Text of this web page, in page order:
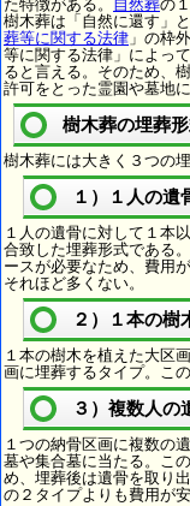
た特徴がある。 自然葬の
樹木葬は「自然に還す」
葬等に関する法律 」の枠
等に関する法律」によっ
ると言える。そのため、
許可をとった霊園や墓地
樹木葬の埋葬
樹木葬には大きく３つの
１）１人の遺
１人の遺骨に対して１本
合致した埋葬形式である
ースが必要なため、費用
それほど多くない。
２）１本の樹
１本の樹木を植えた大区
画に埋葬するタイプ。こ
３）複数人の
１つの納骨区画に複数の
墓や集合墓に当たる。こ
め、埋葬後は遺骨を取り
の２タイプよりも費用が